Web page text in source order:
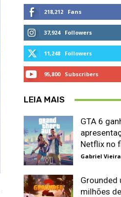
218,212 Fans
37,924 Followers
11,248 Followers
95,800 Subscribers
LEIA MAIS
GTA 6
Netflix no
Gabriel Vieira
Grounded
milhões